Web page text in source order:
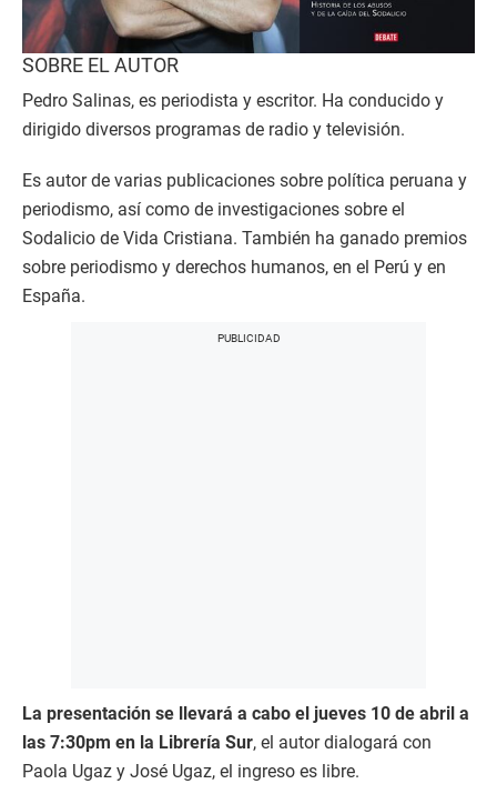
SOBRE EL AUTOR
Pedro Salinas, es periodista y escritor. Ha conducido y
dirigido diversos programas de radio y televisión.
Es autor de varias publicaciones sobre política peruana y
periodismo, así como de investigaciones sobre el
Sodalicio de Vida Cristiana. También ha ganado premios
sobre periodismo y derechos humanos, en el Perú y en
España.
La presentación se llevará a cabo el jueves 10 de abril a
las 7:30pm en la Librería Sur, el autor dialogará con
Paola Ugaz y José Ugaz, el ingreso es libre.